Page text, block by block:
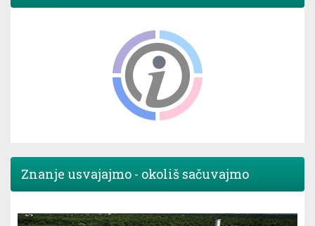
Znanje usvajajmo - okoliš sačuvajmo